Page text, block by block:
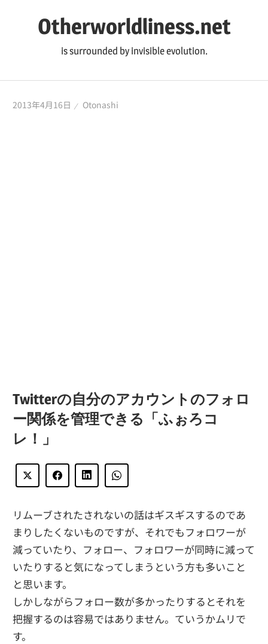
ツ
Otherworldliness.net
is surrounded by invisible evolution.
2013年4月16日 Otonashi
Twitterの自分のアカウントのフォロ
ー関係を管理できる「ふぉろコ
レ！」
リムーブされたされないの話はギスギスするのであ
まりしたくないものですが、それでもフォロワーが
減っていたり、フォロー、フォロワーが同時に減って
いたりすると気になってしまうという方も多いこと
と思います。
しかしながらフォロー数が多かったりするとそれを
把握するのは容易ではありません。ていうかムリで
す。